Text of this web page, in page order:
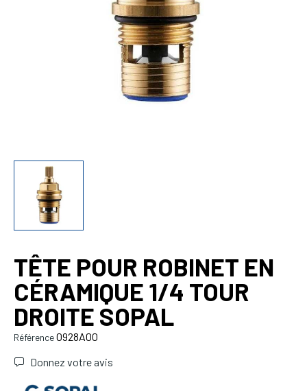
TÊTE POUR ROBINET EN
CÉRAMIQUE 1/4 TOUR
DROITE SOPAL
Référence0928A00
Donnez votre avis